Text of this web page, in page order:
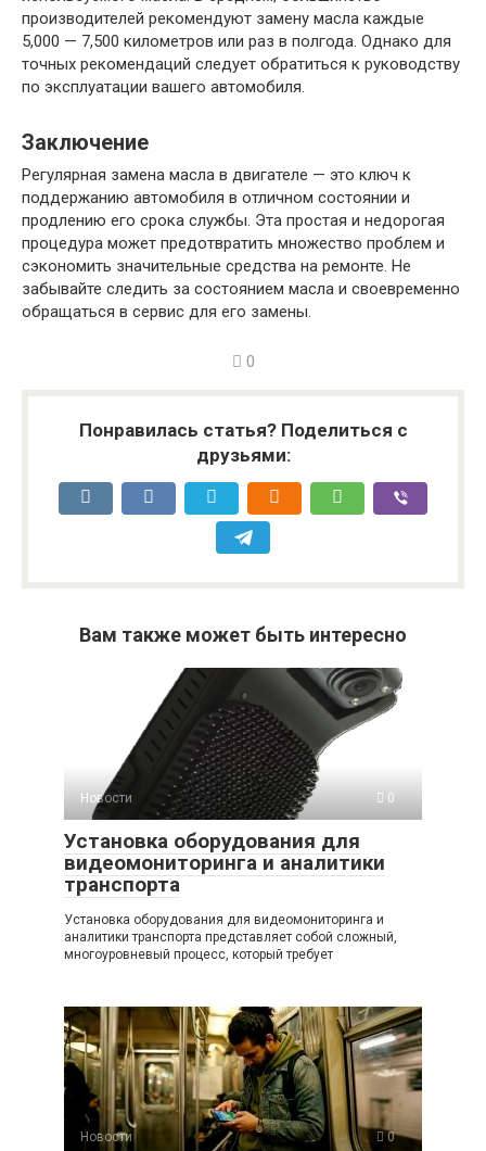
производителей рекомендуют замену масла каждые
5,000 — 7,500 километров или раз в полгода. Однако для
точных рекомендаций следует обратиться к руководству
по эксплуатации вашего автомобиля.
Заключение
Регулярная замена масла в двигателе — это ключ к
поддержанию автомобиля в отличном состоянии и
продлению его срока службы. Эта простая и недорогая
процедура может предотвратить множество проблем и
сэкономить значительные средства на ремонте. Не
забывайте следить за состоянием масла и своевременно
обращаться в сервис для его замены.
0
Понравилась статья? Поделиться с
друзьями:
Вам также может быть интересно
Новости 0
Установка оборудования для
видеомониторинга и аналитики
транспорта
Установка оборудования для видеомониторинга и
аналитики транспорта представляет собой сложный,
многоуровневый процесс, который требует
Новости 0